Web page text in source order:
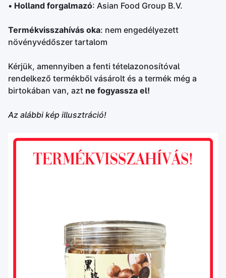
• Holland forgalmazó: Asian Food Group B.V.
Termékvisszahívás oka: nem engedélyezett
növényvédőszer tartalom
Kérjük, amennyiben a fenti tételazonosítóval
rendelkező termékből vásárolt és a termék még a
birtokában van, azt ne fogyassza el!
Az alábbi kép illusztráció!